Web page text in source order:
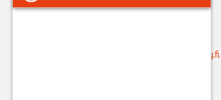
ma-pe klo 9-15
suunnittelu@issoy.fi